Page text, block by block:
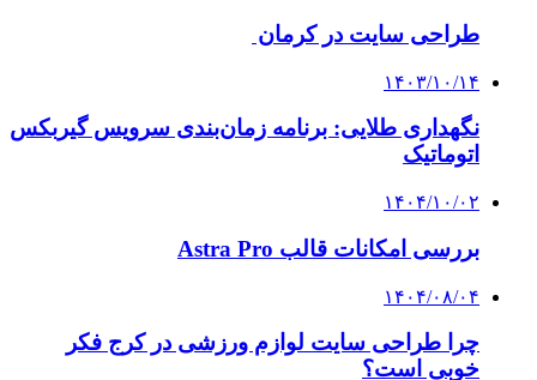
طراحی سایت در کرمان
۱۴۰۳/۱۰/۱۴
نگهداری طلایی: برنامه زمان‌بندی سرویس گیربکس
اتوماتیک
۱۴۰۴/۱۰/۰۲
بررسی امکانات قالب Astra Pro
۱۴۰۴/۰۸/۰۴
چرا طراحی سایت لوازم ورزشی در کرج فکر
خوبی است؟